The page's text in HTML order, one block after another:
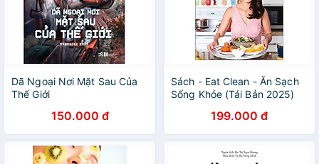
Dã Ngoại Nơi Mặt Sau Của
Thế Giới
150.000 đ
Sách - Eat Clean - Ăn Sạch
Sống Khỏe (Tái Bản 2025)
199.000 đ